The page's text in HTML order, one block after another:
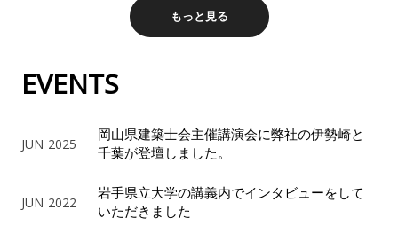
もっと見る
EVENTS
JUN 2025
岡山県建築士会主催講演会に弊社の伊勢崎と
千葉が登壇しました。
JUN 2022
岩手県立大学の講義内でインタビューをして
いただきました